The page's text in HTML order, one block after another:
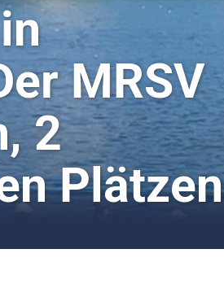
MRSV
2
Plätzen